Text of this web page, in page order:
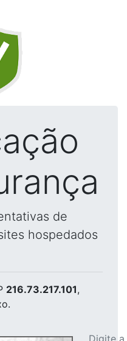
de
hospedados
216.73.217.101,
Digite